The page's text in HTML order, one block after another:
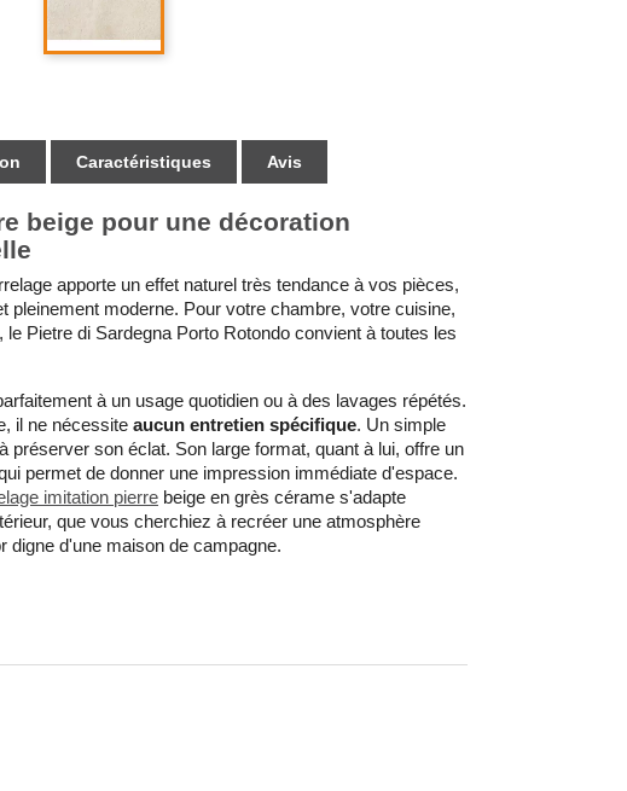
Caractéristiques Avis
beige pour une décoration
apporte un effet naturel très tendance à vos pièces,
pleinement moderne. Pour votre chambre, votre cuisine,
Pietre di Sardegna Porto Rotondo convient à toutes les
à un usage quotidien ou à des lavages répétés.
il ne nécessite aucun entretien spécifique. Un simple
préserver son éclat. Son large format, quant à lui, offre un
permet de donner une impression immédiate d'espace.
imitation pierre beige en grès cérame s'adapte
que vous cherchiez à recréer une atmosphère
digne d'une maison de campagne.